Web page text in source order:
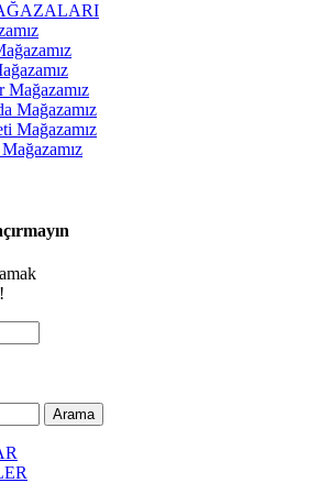
Mağazamız
Mağazamız
Arama